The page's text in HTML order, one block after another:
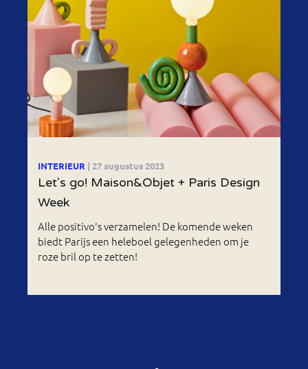
INTERIEUR | 27 augustus 2023
Let's go! Maison&Objet + Paris Design
Week
Alle positivo's verzamelen! De komende weken
biedt Parijs een heleboel gelegenheden om je
roze bril op te zetten!